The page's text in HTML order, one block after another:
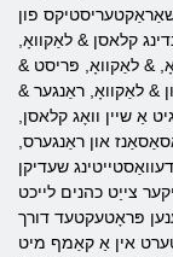
פון
קלאסן & לאַקוואָ,
& לאַקוואָ, פּריסט &
& לאַקוואָ, ראַנגער &
אַ שיין וואָג קלאסן,
און ראַנגערס,
שעדיקן
צייַט כהנים לייכט
פּראָטעקטעד דורך
אין אַ קאַמף מיט